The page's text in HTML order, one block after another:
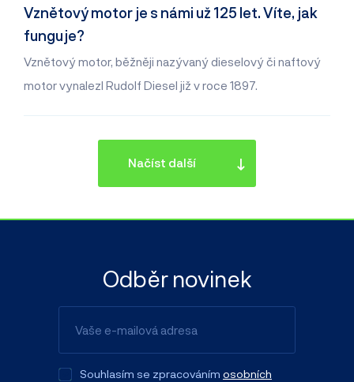
Vznětový motor je s námi už 125 let. Víte, jak
funguje?
Vznětový motor, běžněji nazývaný dieselový či naftový
motor vynalezl Rudolf Diesel již v roce 1897.
Načíst další
Odběr novinek
Souhlasím se zpracováním osobních